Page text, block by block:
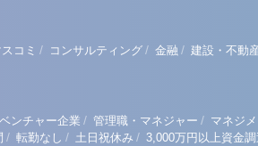
コミ / コンサルティング / 金融 / 建設・不動
ベンチャー企業 / 管理職・マネジャー / マネジ
/ 転勤なし / 土日祝休み / 3,000万円以上資金